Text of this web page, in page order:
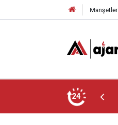
Manşetler
24
Kilosu 750 liradan satılıyor